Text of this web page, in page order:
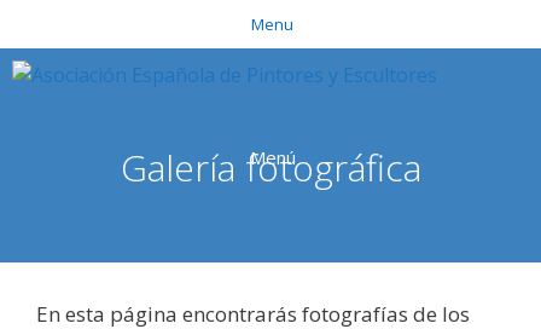
al
contenido
Menu
Menú
Galería fotográfica
En esta página encontrarás fotografías de los